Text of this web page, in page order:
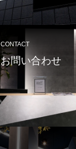
CONTACT
お問い合わせ